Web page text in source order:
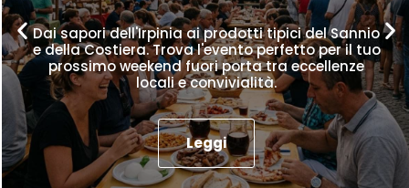
Dai sapori dell'Irpinia ai prodotti tipici del Sannio
e della Costiera. Trova l'evento perfetto per il tuo
prossimo weekend fuori porta tra eccellenze
locali e convivialità.
Leggi